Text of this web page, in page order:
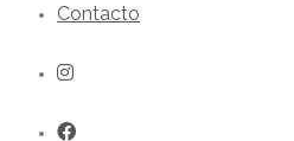
Contacto